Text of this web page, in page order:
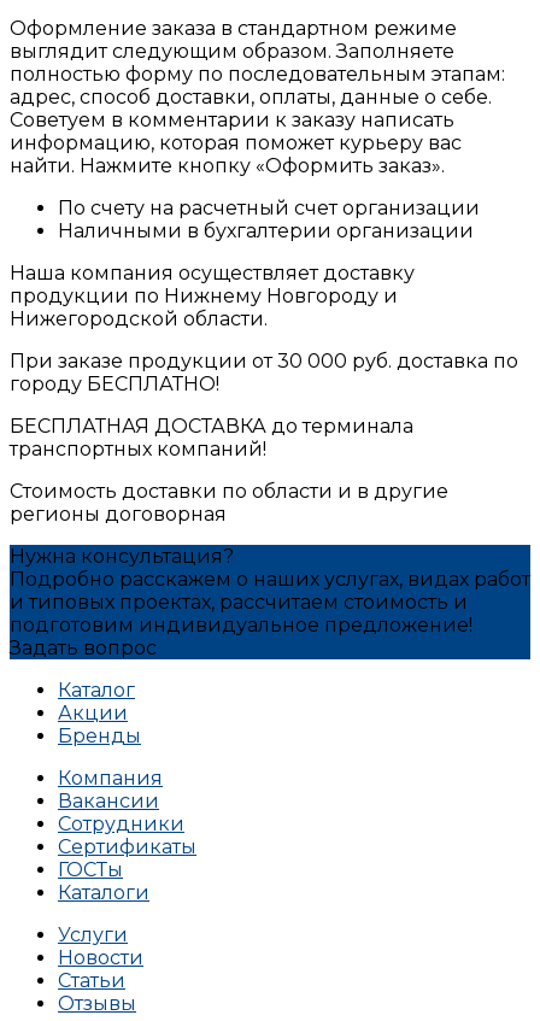
Оформление заказа в стандартном режиме
выглядит следующим образом. Заполняете
полностью форму по последовательным этапам:
адрес, способ доставки, оплаты, данные о себе.
Советуем в комментарии к заказу написать
информацию, которая поможет курьеру вас
найти. Нажмите кнопку «Оформить заказ».
По счету на расчетный счет организации
Наличными в бухгалтерии организации
Наша компания осуществляет доставку
продукции по Нижнему Новгороду и
Нижегородской области.
При заказе продукции от 30 000 руб. доставка по
городу БЕСПЛАТНО!
БЕСПЛАТНАЯ ДОСТАВКА до терминала
транспортных компаний!
Стоимость доставки по области и в другие
регионы договорная
Нужна консультация?
Подробно расскажем о наших услугах, видах работ
и типовых проектах, рассчитаем стоимость и
подготовим индивидуальное предложение!
Задать вопрос
Каталог
Акции
Бренды
Компания
Вакансии
Сотрудники
Сертификаты
ГОСТы
Каталоги
Услуги
Новости
Статьи
Отзывы